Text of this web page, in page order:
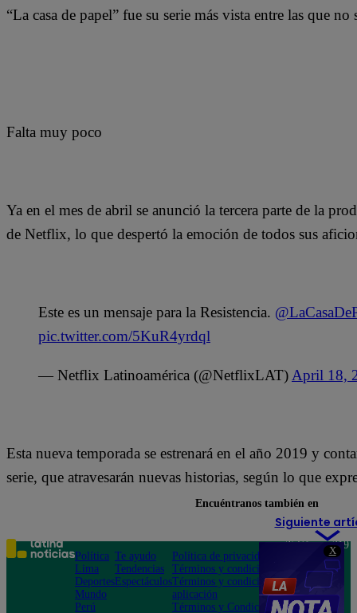
X
“La casa de papel” fue su serie más vista entre las que
Falta muy poco
Ya en el mes de abril se anunció la tercera parte de la
de Netflix, lo que despertó la emoción de todos sus
Este es un mensaje para la Resistencia.
pic.twitter.com/5KuR4yrdql
— Netflix Latinoamérica (@NetflixLAT) April 18,
Esta nueva temporada se estrenará en el año 2019 y
serie, que atravesarán nuevas historias, según lo que
Siguiente
Encuéntranos también en
Política
Lima
Deportes
Mundo
Perú
Te ayudo
Tendencias
Espectáculos
Política de privacidad
Términos y condiciones
Términos y condiciones
aplicación
Términos y Condiciones
Teléfono: 219
Av. San
Felipe 968
Jesús María